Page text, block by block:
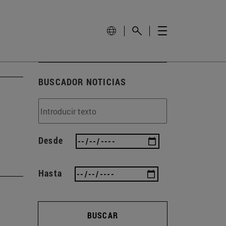
BUSCADOR NOTICIAS
Desde
Hasta
BUSCAR